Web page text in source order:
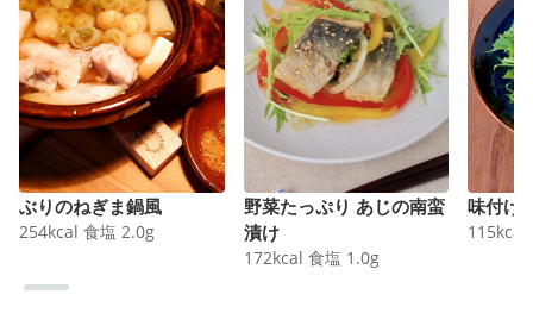
ぶりのねぎま鍋風
254kcal 食塩 2.0g
野菜たっぷり あじの南蛮
漬け
172kcal 食塩 1.0g
味付け
115kcal